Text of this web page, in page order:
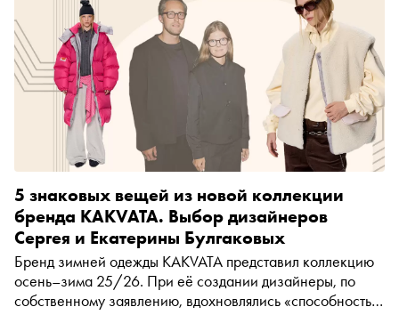
5 знаковых вещей из новой коллекции
бренда KAKVATA. Выбор дизайнеров
Сергея и Екатерины Булгаковых
Бренд зимней одежды KAKVATA представил коллекцию
осень–зима 25/26. При её создании дизайнеры, по
собственному заявлению, вдохновлялись «способностью